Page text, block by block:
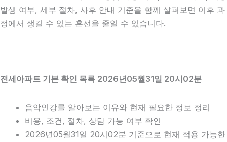
발생 여부, 세부 절차, 사후 안내 기준을 함께 살펴보면 이후 과
정에서 생길 수 있는 혼선을 줄일 수 있습니다.
전세아파트 기본 확인 목록 2026년05월31일 20시02분
음악인강를 알아보는 이유와 현재 필요한 정보 정리
비용, 조건, 절차, 상담 가능 여부 확인
2026년05월31일 20시02분 기준으로 현재 적용 가능한